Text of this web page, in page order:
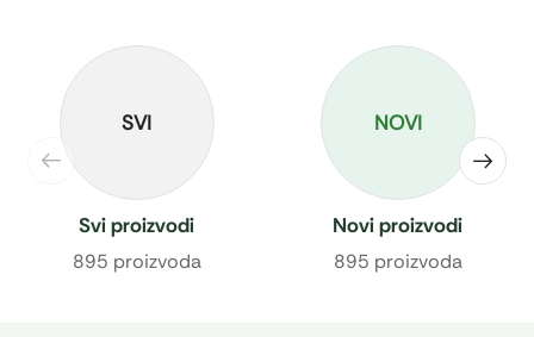
SVI
Svi proizvodi
895 proizvoda
NOVI
Novi proizvodi
895 proizvoda